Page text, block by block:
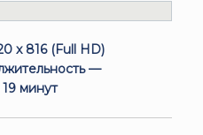
x 816 (Full HD)
—
минут